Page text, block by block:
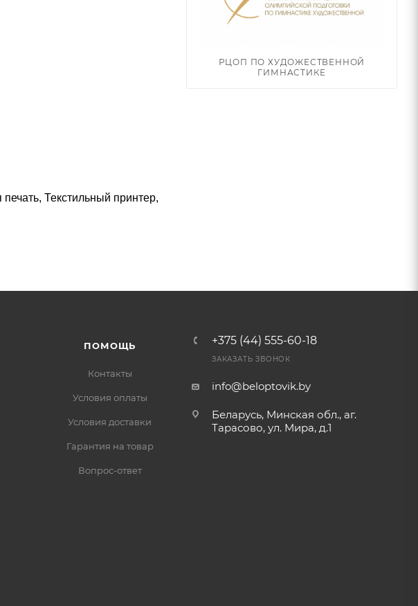
Текстильный принтер,
РЦОП ПО ХУДОЖЕСТВЕННОЙ
ГИМНАСТИКЕ
ПОМОЩЬ
Контакты
Условия оплаты
Условия доставки
Гарантия на товар
Вопрос-ответ
+375 (44) 555-60-18
ЗАКАЗАТЬ ЗВОНОК
info@beloptovik.by
Беларусь, Минская обл., аг.
Тарасово, ул. Мира, д.1